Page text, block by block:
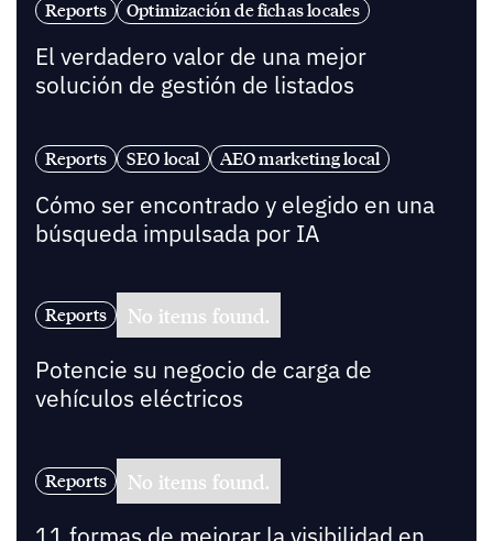
Reports Optimización de fichas locales
El verdadero valor de una mejor
solución de gestión de listados
Reports SEO local AEO marketing local
Cómo ser encontrado y elegido en una
búsqueda impulsada por IA
Reports No items found.
Potencie su negocio de carga de
vehículos eléctricos
Reports No items found.